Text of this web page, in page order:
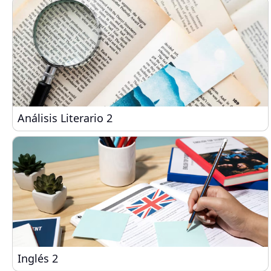
Análisis Literario 2
Análisis Literario 2
Inglés 2
Inglés 2